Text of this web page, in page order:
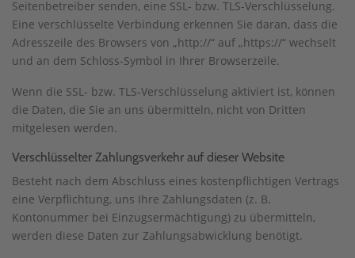
Seitenbetreiber senden, eine SSL- bzw. TLS-Verschlüsselung.
Eine verschlüsselte Verbindung erkennen Sie daran, dass die
Adresszeile des Browsers von „http://“ auf „https://“ wechselt
und an dem Schloss-Symbol in Ihrer Browserzeile.
Wenn die SSL- bzw. TLS-Verschlüsselung aktiviert ist, können
die Daten, die Sie an uns übermitteln, nicht von Dritten
mitgelesen werden.
Verschlüsselter Zahlungsverkehr auf dieser Website
Besteht nach dem Abschluss eines kostenpflichtigen Vertrags
eine Verpflichtung, uns Ihre Zahlungsdaten (z. B.
Kontonummer bei Einzugsermächtigung) zu übermitteln,
werden diese Daten zur Zahlungsabwicklung benötigt.